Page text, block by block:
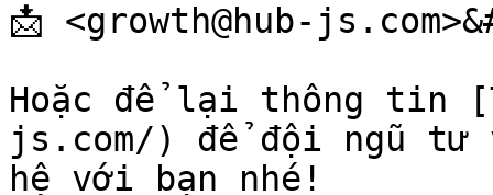
📩 <growth@hub-
Hoặc để lại thông tin
js.com/) để đội ngũ tư